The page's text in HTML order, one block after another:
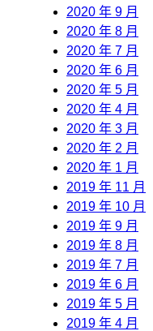
2020 年 9 月
2020 年 8 月
2020 年 7 月
2020 年 6 月
2020 年 5 月
2020 年 4 月
2020 年 3 月
2020 年 2 月
2020 年 1 月
2019 年 11 月
2019 年 10 月
2019 年 9 月
2019 年 8 月
2019 年 7 月
2019 年 6 月
2019 年 5 月
2019 年 4 月